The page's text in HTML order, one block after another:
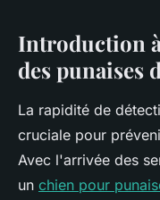
Introduction
des punaises
La rapidité de
cruciale pour
Avec l'arrivée des
un chien pour